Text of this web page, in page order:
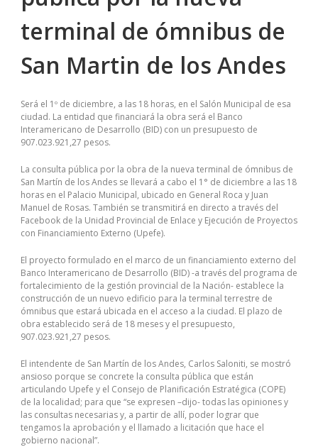
terminal de ómnibus de
San Martin de los Andes
Será el 1º de diciembre, a las 18 horas, en el Salón Municipal de esa
ciudad. La entidad que financiará la obra será el Banco
Interamericano de Desarrollo (BID) con un presupuesto de
907.023.921,27 pesos.
La consulta pública por la obra de la nueva terminal de ómnibus de
San Martín de los Andes se llevará a cabo el 1° de diciembre a las 18
horas en el Palacio Municipal, ubicado en General Roca y Juan
Manuel de Rosas. También se transmitirá en directo a través del
Facebook de la Unidad Provincial de Enlace y Ejecución de Proyectos
con Financiamiento Externo (Upefe).
El proyecto formulado en el marco de un financiamiento externo del
Banco Interamericano de Desarrollo (BID) -a través del programa de
fortalecimiento de la gestión provincial de la Nación- establece la
construcción de un nuevo edificio para la terminal terrestre de
ómnibus que estará ubicada en el acceso a la ciudad. El plazo de
obra establecido será de 18 meses y el presupuesto,
907.023.921,27 pesos.
El intendente de San Martín de los Andes, Carlos Saloniti, se mostró
ansioso porque se concrete la consulta pública que están
articulando Upefe y el Consejo de Planificación Estratégica (COPE)
de la localidad; para que “se expresen –dijo- todas las opiniones y
las consultas necesarias y, a partir de allí, poder lograr que
tengamos la aprobación y el llamado a licitación que hace el
gobierno nacional”.